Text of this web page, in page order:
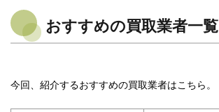
おすすめの買取業者一覧
今回、紹介するおすすめの買取業者はこちら。